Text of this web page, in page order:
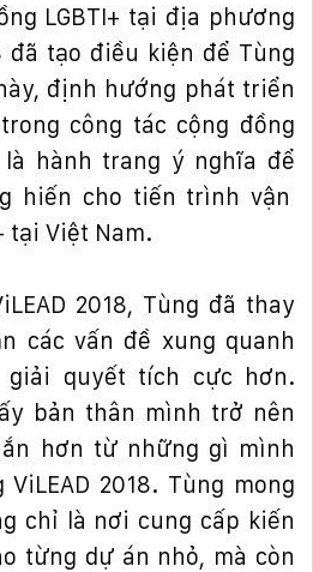
ng LGBTI+ tại địa phương
đã tạo điều kiện để Tùng
định hướng phát triển
công tác cộng đồng
hành trang ý nghĩa để
hiến cho tiến trình vận
tại Việt Nam.
2018, Tùng đã thay
n các vấn đề xung quanh
giải quyết tích cực hơn.
ấy bản thân mình trở nên
ắn hơn từnhững gì mình
ViLEAD 2018. Tùng mong
chỉ là nơi cung cấp kiến
từng dựán nhỏ, mà còn